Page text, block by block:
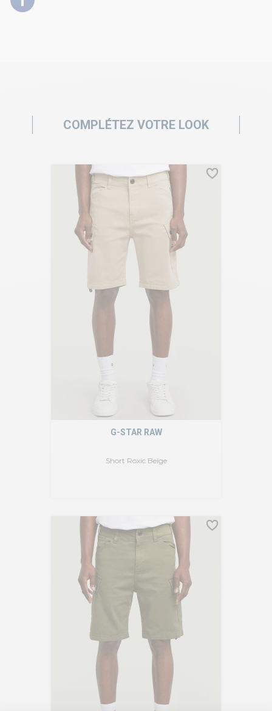
COMPLÉTEZ VOTRE LOOK
Short Roxic Beige
G-STAR RAW